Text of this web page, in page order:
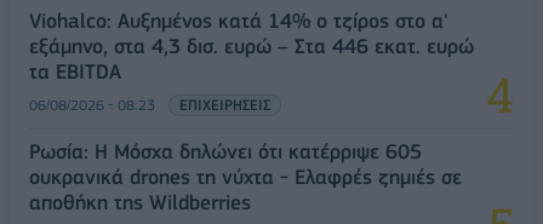
Viohalco: Αυξημένος κατά 14% ο τζίρος στο α'
εξάμηνο, στα 4,3 δισ. ευρώ – Στα 446 εκατ. ευρώ
τα EBITDA
06/08/2026 - 08:23 ΕΠΙΧΕΙΡΗΣΕΙΣ
Ρωσία: Η Μόσχα δηλώνει ότι κατέρριψε 605
ουκρανικά drones τη νύχτα - Ελαφρές ζημιές σε
αποθήκη της Wildberries